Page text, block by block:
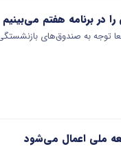
در برنامه هفتم می‌بینیم
به صندوق‌های
ملی اعمال می‌شود